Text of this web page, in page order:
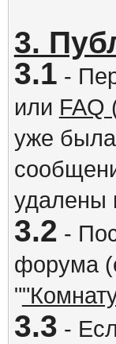
3.
3.1 -
или FAQ
уже
удалены
3.2 -
форума
"
3.3 -